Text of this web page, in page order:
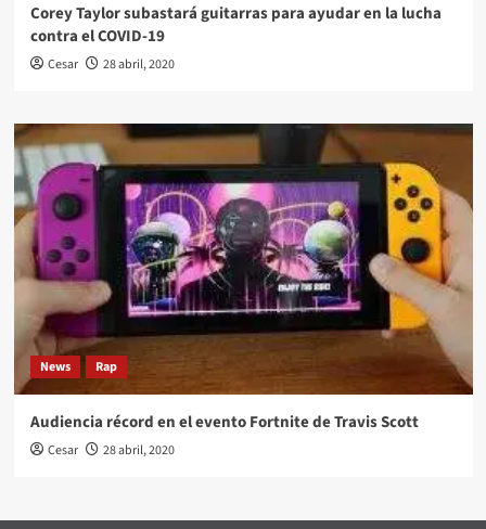
Corey Taylor subastará guitarras para ayudar en la lucha
contra el COVID-19
Cesar 28 abril, 2020
News Rap
Audiencia récord en el evento Fortnite de Travis Scott
Cesar 28 abril, 2020